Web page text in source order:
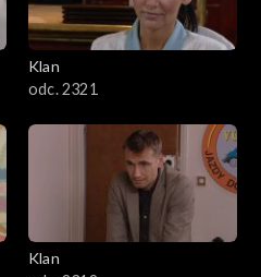
Klan
odc. 2321
Klan